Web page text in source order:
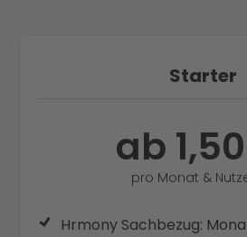
Starter
ab
pro Monat &
Hrmony Sachbezug: